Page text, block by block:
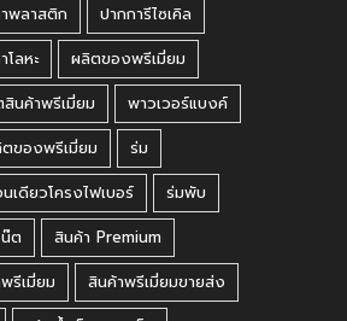
พลาสติก
ปากการีไซเคิล
โลหะ
ผลิตของพรีเมี่ยม
นค้าพรีเมี่ยม
พาวเวอร์แบงค์
ของพรีเมี่ยม
ร่ม
เดียวโครงไฟเบอร์
ร่มพับ
ต
สินค้า Premium
รีเมี่ยม
สินค้าพรีเมี่ยมขายส่ง